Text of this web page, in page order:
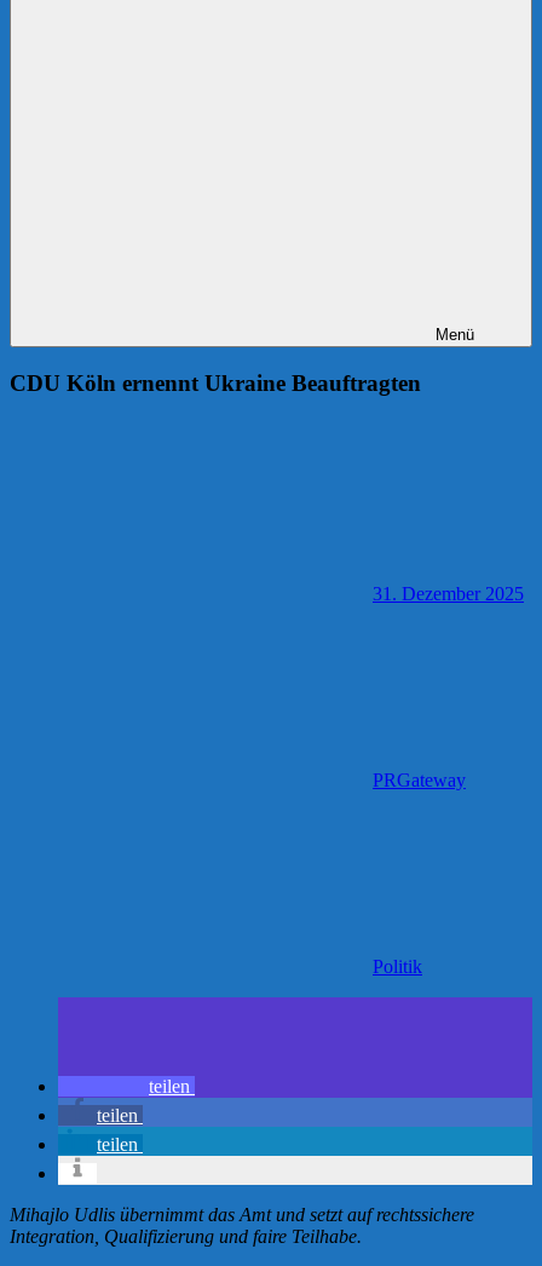
Menü
CDU Köln ernennt Ukraine Beauftragten
31. Dezember 2025
PRGateway
Politik
teilen
teilen
teilen
Mihajlo Udlis übernimmt das Amt und setzt auf rechtssichere
Integration, Qualifizierung und faire Teilhabe.